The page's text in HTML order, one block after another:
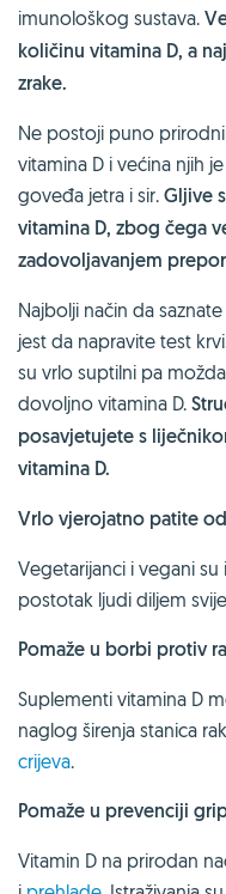
imunološkog sustava.
količinu vitamina D, a
zrake.
Ne postoji puno
vitamina D i većina njih
goveđa jetra i sir. Gljive
vitamina D, zbog čega
zadovoljavanjem
Najbolji način da
jest da napravite test
su vrlo suptilni pa
dovoljno vitamina D.
posavjetujete s
vitamina D.
Vrlo vjerojatno patite
Vegetarijanci i vegani
postotak ljudi diljem
Pomaže u borbi protiv
Suplementi vitamina D
naglog širenja stanica
crijeva.
Pomaže u prevenciji
Vitamin D na prirodan